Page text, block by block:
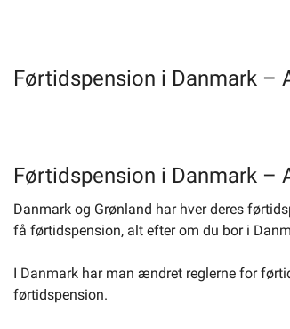
Førtidspension i Danmark –
Førtidspension i Danmark –
Danmark og Grønland har hver deres
få førtidspension, alt efter om du bor i
I Danmark har man ændret reglerne for
førtidspension.